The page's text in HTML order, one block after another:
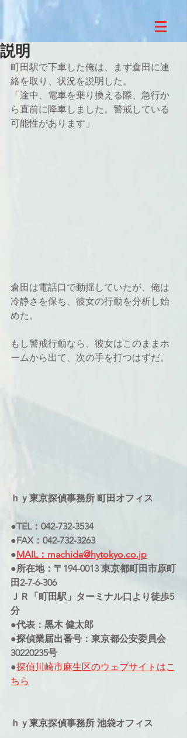
説明
町田駅で下車した俺は、まず倉田に連
絡を取り、状況を説明した。
「途中、電車を乗り換える際、急行か
ら直前に降車しました。警戒している
可能性があります」
倉田は電話口で動揺していたが、俺は
冷静さを保ち、彼女の行動を分析し始
めた。
もし警戒行動なら、彼女はこのままホ
ームから出て、次の手を打つはずだ。
ｈｙ東京探偵事務所 町田オフィス
●TEL：042-732-3534
●FAX：042-732-3263
●MAIL：machida@hytokyo.co.jp
●所在地：〒194-0013 東京都町田市原町
田2-7-6-306
ＪＲ「町田駅」ターミナル口より徒歩5
分
●代表：黒木 健太郎
●探偵業届出番号：東京都公安委員会
30220235号
●探偵川崎市麻生区のウェブサイト はこ
ちら
ｈｙ東京探偵事務所 池袋オフィス